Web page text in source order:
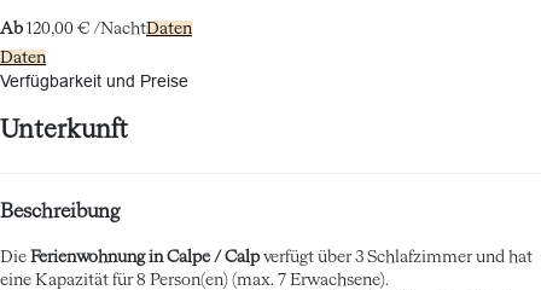
Ab 120,00 € /NachtDaten
Daten
Verfügbarkeit und Preise
Unterkunft
Beschreibung
Die Ferienwohnung in Calpe / Calpverfügt über 3 Schlafzimmer und hat
eine Kapazität für 8 Person(en) (max. 7 Erwachsene).